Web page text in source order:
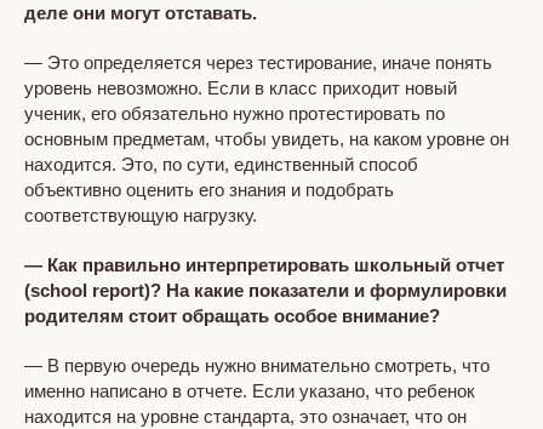
деле они могут отставать.
— Это определяется через тестирование, иначе понять
уровень невозможно. Если в класс приходит новый
ученик, его обязательно нужно протестировать по
основным предметам, чтобы увидеть, на каком уровне он
находится. Это, по сути, единственный способ
объективно оценить его знания и подобрать
соответствующую нагрузку.
— Как правильно интерпретировать школьный отчет
(school report)? На какие показатели и формулировки
родителям стоит обращать особое внимание?
— В первую очередь нужно внимательно смотреть, что
именно написано в отчете. Если указано, что ребенок
находится на уровне стандарта, это означает, что он